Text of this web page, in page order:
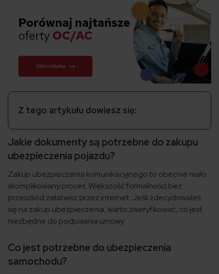
Z tego artykułu dowiesz się:
Jakie dokumenty są potrzebne do zakupu
ubezpieczenia pojazdu?
Zakup ubezpieczenia komunikacyjnego to obecnie mało
skomplikowany proces. Większość formalności bez
przeszkód załatwisz przez internet. Jeśli zdecydowałeś
się na zakup ubezpieczenia, warto zweryfikować, co jest
niezbędne do podpisania umowy.
Co jest potrzebne do ubezpieczenia
samochodu?